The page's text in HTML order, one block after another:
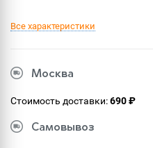
Все характеристики
Москва
Стоимость доставки:690 ₽
Самовывоз